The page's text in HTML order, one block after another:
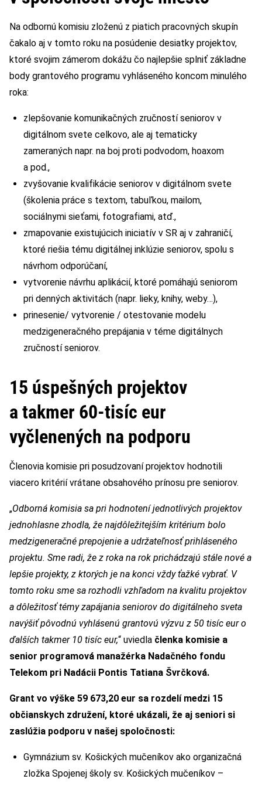
Na odbornú komisiu zloženú z piatich pracovných skupín
čakalo aj v tomto roku na posúdenie desiatky projektov,
ktoré svojim zámerom dokážu čo najlepšie splniť základne
body grantového programu vyhláseného koncom minulého
roka:
zlepšovanie komunikačných zručností seniorov v
digitálnom svete celkovo, ale aj tematicky
zameraných napr. na boj proti podvodom, hoaxom
a pod.,
zvyšovanie kvalifikácie seniorov v digitálnom svete
(školenia práce s textom, tabuľkou, mailom,
sociálnymi sieťami, fotografiami, atď.,
zmapovanie existujúcich iniciatív v SR aj v zahraničí,
ktoré riešia tému digitálnej inklúzie seniorov, spolu s
návrhom odporúčaní,
vytvorenie návrhu aplikácií, ktoré pomáhajú seniorom
pri denných aktivitách (napr. lieky, knihy, weby…),
prinesenie/ vytvorenie / otestovanie modelu
medzigeneračného prepájania v téme digitálnych
zručností seniorov.
15 úspešných projektov
a takmer 60-tisíc eur
vyčlenených na podporu
Členovia komisie pri posudzovaní projektov hodnotili
viacero kritérií vrátane obsahového prínosu pre seniorov.
„Odborná komisia sa pri hodnotení jednotlivých projektov
jednohlasne zhodla, že najdôležitejším kritérium bolo
medzigeneračné prepojenie a udržateľnosť prihláseného
projektu. Sme radi, že z roka na rok prichádzajú stále nové a
lepšie projekty, z ktorých je na konci vždy ťažké vybrať. V
tomto roku sme sa rozhodli vzhľadom na kvalitu projektov
a dôležitosť témy zapájania seniorov do digitálneho sveta
navýšiť pôvodnú vyhlásenú grantovú výzvu z 50 tisíc eur o
ďalších takmer 10 tisíc eur,“ uviedla členka komisie a
senior programová manažérka Nadačného fondu
Telekom pri Nadácii Pontis Tatiana Švrčková.
Grant vo výške 59 673,20 eur sa rozdelí medzi 15
občianskych združení, ktoré ukázali, že aj seniori si
zaslúžia podporu v našej spoločnosti:
Gymnázium sv. Košických mučeníkov ako organizačná
zložka Spojenej školy sv. Košických mučeníkov –